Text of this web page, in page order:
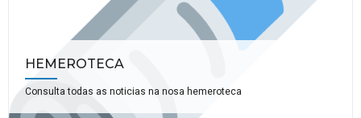
HEMEROTECA
Consulta todas as noticias na nosa hemeroteca